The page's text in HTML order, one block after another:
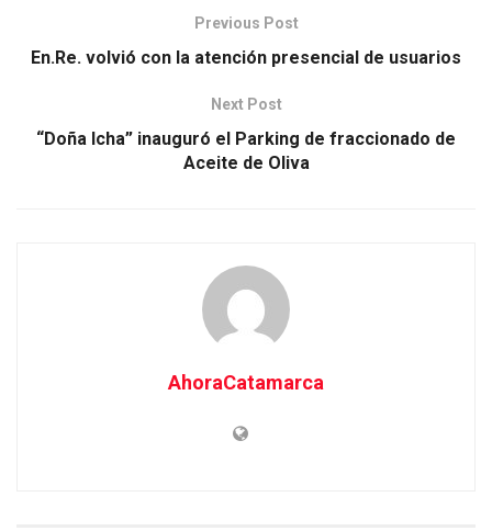
Previous Post
En.Re. volvió con la atención presencial de usuarios
Next Post
“Doña Icha” inauguró el Parking de fraccionado de
Aceite de Oliva
AhoraCatamarca